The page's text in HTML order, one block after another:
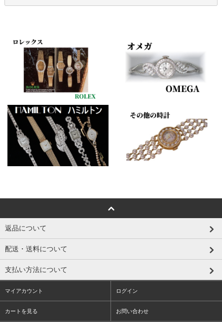
返品について
配送・送料について
支払い方法について
マイアカウント ログイン
カートを見る お問い合わせ